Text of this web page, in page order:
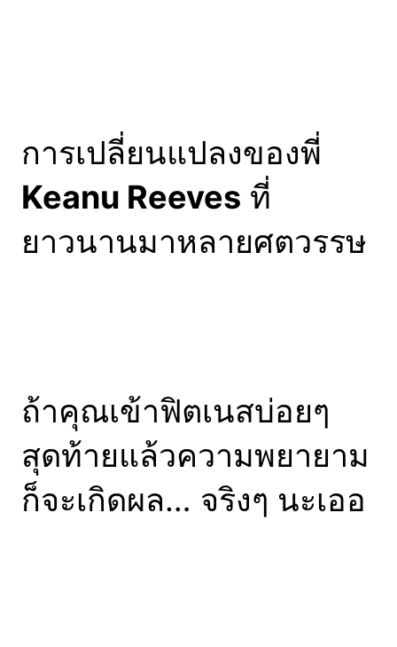
การเปลี่ยนแปลงของพี่
Keanu Reeves ที่
ยาวนานมาหลายศตวรรษ
ถ้าคุณเข้าฟิตเนสบ่อยๆ
สุดท้ายแล้วความพยายาม
ก็จะเกิดผล… จริงๆ นะเออ